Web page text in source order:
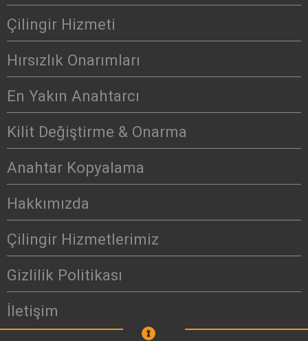
Çilingir Hizmeti
Hırsızlık Onarımları
En Yakın Anahtarcı
Kilit Değiştirme & Onarma
Anahtar Kopyalama
Hakkımızda
Çilingir Hizmetlerimiz
Gizlilik Politikası
İletişim